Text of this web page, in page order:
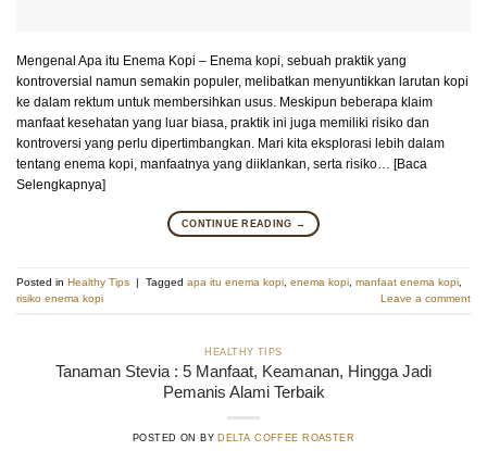
Mengenal Apa itu Enema Kopi – Enema kopi, sebuah praktik yang
kontroversial namun semakin populer, melibatkan menyuntikkan larutan kopi
ke dalam rektum untuk membersihkan usus. Meskipun beberapa klaim
manfaat kesehatan yang luar biasa, praktik ini juga memiliki risiko dan
kontroversi yang perlu dipertimbangkan. Mari kita eksplorasi lebih dalam
tentang enema kopi, manfaatnya yang diiklankan, serta risiko… [Baca
Selengkapnya]
CONTINUE READING →
Posted in Healthy Tips | Tagged apa itu enema kopi enema kopi manfaat enema kopi
risiko enema kopi
Leave a comment
HEALTHY TIPS
Tanaman Stevia : 5 Manfaat, Keamanan, Hingga Jadi
Pemanis Alami Terbaik
POSTED ON BY DELTA COFFEE ROASTER